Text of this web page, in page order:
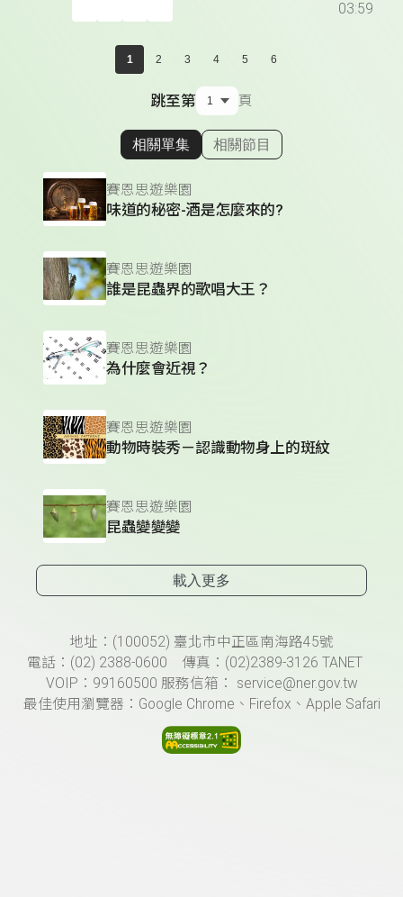
03:59
1 2 3 4 5 6
跳至第 頁
顯示相關單集
相關單集 相關節目
賽恩思遊樂園
味道的秘密-酒是怎麼來的?
賽恩思遊樂園
誰是昆蟲界的歌唱大王？
賽恩思遊樂園
為什麼會近視？
賽恩思遊樂園
動物時裝秀－認識動物身上的斑紋
賽恩思遊樂園
昆蟲變變變
載入更多
頁尾資訊地址：(100052) 臺北市中正區南海路45號
電話：(02) 2388-0600 傳真：(02)2389-3126 TANET
VOIP：99160500 服務信箱： service@ner.gov.tw
最佳使用瀏覽器：Google Chrome、Firefox、Apple Safari